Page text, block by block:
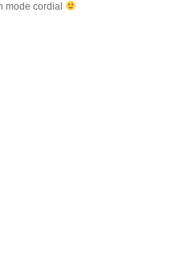
mode cordial